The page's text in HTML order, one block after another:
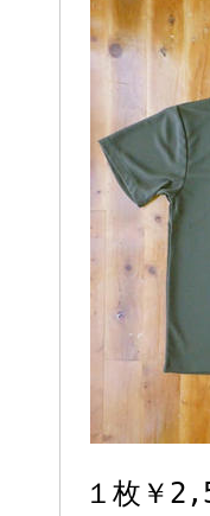
１枚￥